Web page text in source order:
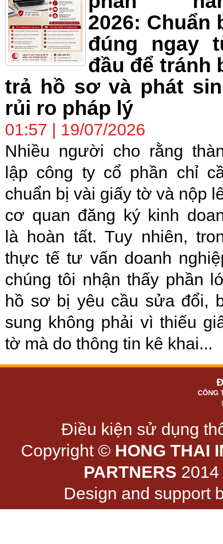
2026: Chuẩn
đúng ngay
đầu để tránh
trả hồ sơ và phát
rủi ro pháp lý
01:57 | 19/07/2026
Nhiều người cho rằng
lập công ty cổ phần chỉ
chuẩn bị vài giấy tờ và nộp
cơ quan đăng ký kinh
là hoàn tất. Tuy nhiên,
thực tế tư vấn doanh
chúng tôi nhận thấy phần
hồ sơ bị yêu cầu sửa đổi,
sung không phải vì thiếu
tờ mà do thông tin kê khai...
CÔNG
Điều kiện sử dụng
Copyright © HONG THAI
PARTNERS
Design and support